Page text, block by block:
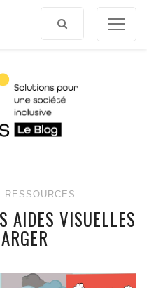
RESSOURCES
AIDES VISUELLES